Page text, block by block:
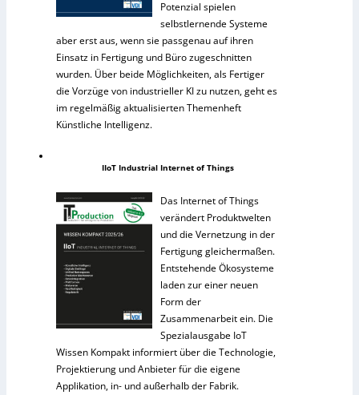
Potenzial spielen
selbstlernende Systeme
aber erst aus, wenn sie passgenau auf ihren
Einsatz in Fertigung und Büro zugeschnitten
wurden. Über beide Möglichkeiten, als Fertiger
die Vorzüge von industrieller KI zu nutzen, geht es
im regelmäßig aktualisierten Themenheft
Künstliche Intelligenz.
IIoT Industrial Internet of Things
Das Internet of Things
verändert Produktwelten
und die Vernetzung in der
Fertigung gleichermaßen.
Entstehende Ökosysteme
laden zur einer neuen
Form der
Zusammenarbeit ein. Die
Spezialausgabe IoT
Wissen Kompakt informiert über die Technologie,
Projektierung und Anbieter für die eigene
Applikation, in- und außerhalb der Fabrik.